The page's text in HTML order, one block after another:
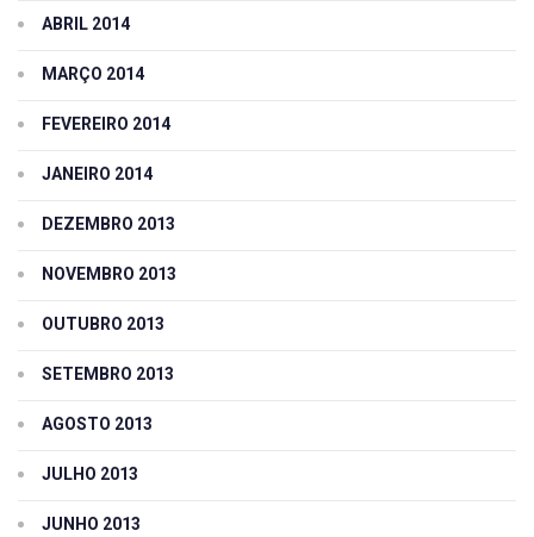
ABRIL 2014
MARÇO 2014
FEVEREIRO 2014
JANEIRO 2014
DEZEMBRO 2013
NOVEMBRO 2013
OUTUBRO 2013
SETEMBRO 2013
AGOSTO 2013
JULHO 2013
JUNHO 2013